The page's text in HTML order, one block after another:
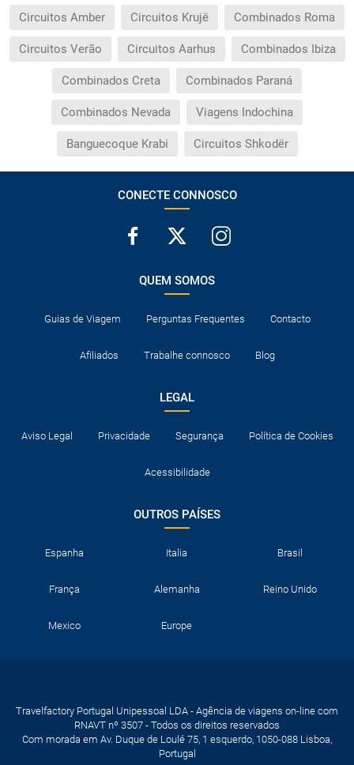
Circuitos Amber Circuitos Krujë Combinados Roma
Circuitos Verão Circuitos Aarhus Combinados Ibiza
Combinados Creta Combinados Paraná
Combinados Nevada Viagens Indochina
Banguecoque Krabi Circuitos Shkodër
CONECTE CONNOSCO
QUEM SOMOS
Guias de Viagem Perguntas Frequentes Contacto
Afiliados Trabalhe connosco Blog
LEGAL
Aviso Legal Privacidade Segurança Política de Cookies
Acessibilidade
OUTROS PAÍSES
Espanha Italia Brasil
França Alemanha Reino Unido
Mexico Europe
Travelfactory Portugal Unipessoal LDA - Agência de viagens on-line com
RNAVT nº 3507 - Todos os direitos reservados
Com morada em Av. Duque de Loulé 75, 1 esquerdo, 1050-088 Lisboa,
Portugal